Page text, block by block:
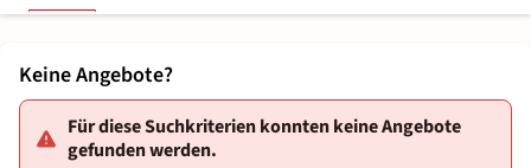
Keine Angebote?
Für diese Suchkriterien konnten keine Angebote
gefunden werden.